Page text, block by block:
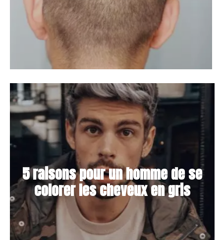
5 raisons pour un homme de se
colorer les cheveux en gris